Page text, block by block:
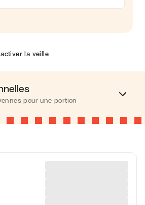
la veille
pour une portion
444 kcal